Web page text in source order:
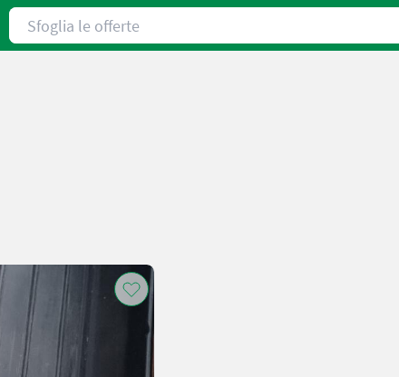
Sfoglia le offerte